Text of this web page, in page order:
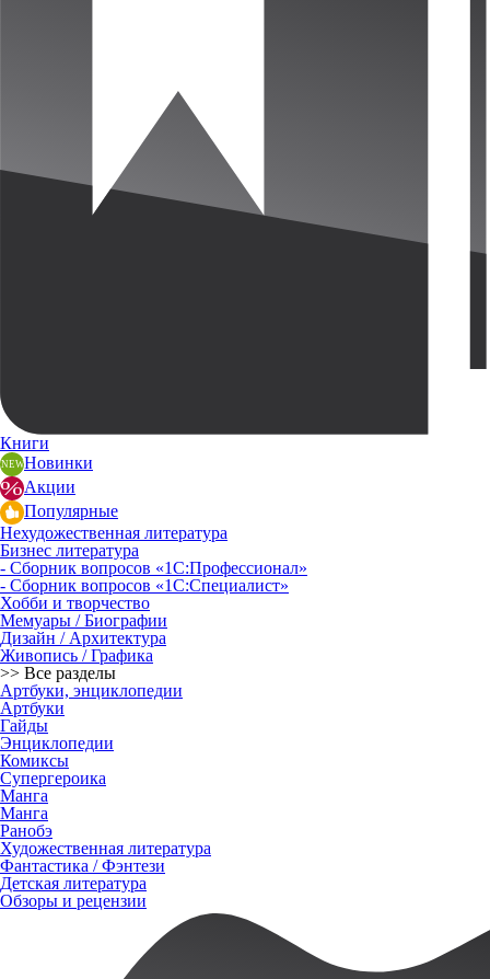
Книги
Новинки
Акции
Популярные
Нехудожественная литература
Бизнес литература
- Сборник вопросов «1С:Профессионал»
- Сборник вопросов «1С:Специалист»
Хобби и творчество
Мемуары / Биографии
Дизайн / Архитектура
Живопись / Графика
>> Все разделы
Артбуки, энциклопедии
Артбуки
Гайды
Энциклопедии
Комиксы
Супергероика
Манга
Манга
Ранобэ
Художественная литература
Фантастика / Фэнтези
Детская литература
Обзоры и рецензии